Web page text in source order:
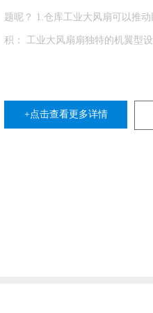
题呢？ 1.仓库工业大风扇可以推动巨量空气流动，实现覆盖面
积： 工业大风扇扇独特的机翼型设
+点击查看更多详情